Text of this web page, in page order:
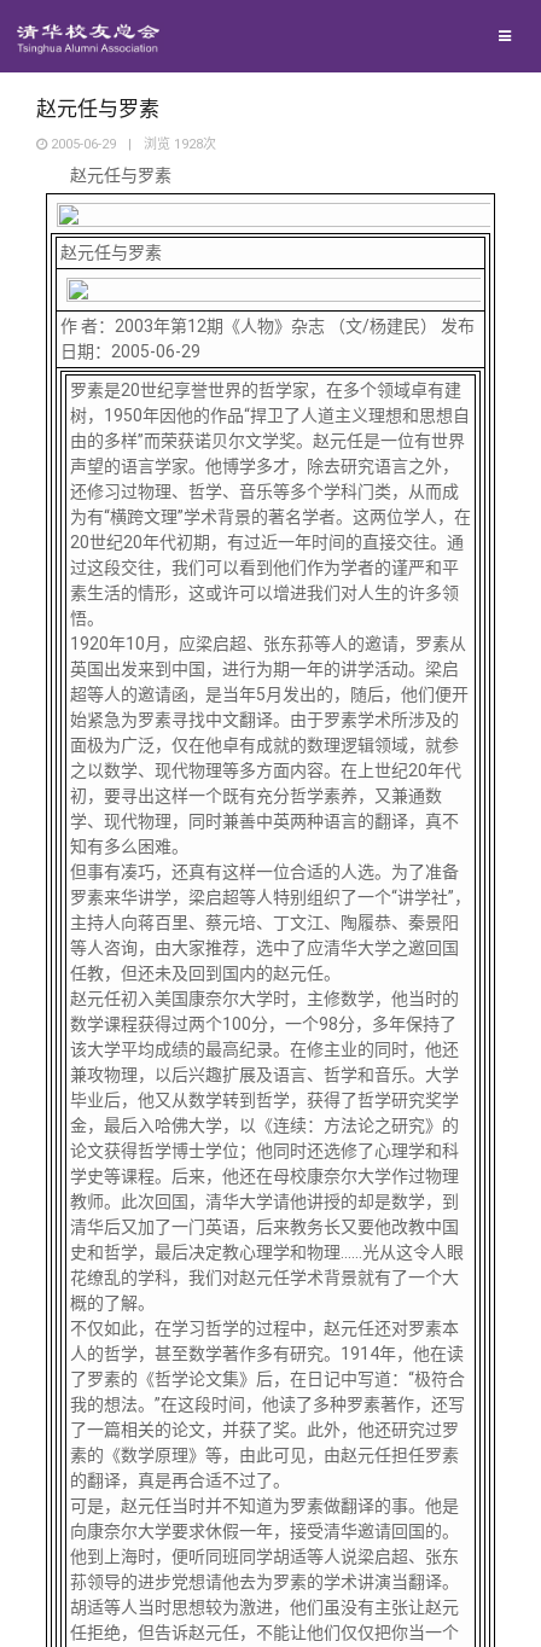
校友视界
校友服务
终身学习
信息化服务
实用信息
校友总会
总会简介
总会章程
理事会名单
联系我们
关闭
赵元任与罗素
2005-06-29 | 浏览 1928次
赵元任与罗素
赵元任与罗素
作 者：2003年第12期《人物》杂志 （文/杨建民） 发布
日期：2005-06-29
罗素是20世纪享誉世界的哲学家，在多个领域卓有建
树，1950年因他的作品“捍卫了人道主义理想和思想自
由的多样”而荣获诺贝尔文学奖。赵元任是一位有世界
声望的语言学家。他博学多才，除去研究语言之外，
还修习过物理、哲学、音乐等多个学科门类，从而成
为有“横跨文理”学术背景的著名学者。这两位学人，在
20世纪20年代初期，有过近一年时间的直接交往。通
过这段交往，我们可以看到他们作为学者的谨严和平
素生活的情形，这或许可以增进我们对人生的许多领
悟。
1920年10月，应梁启超、张东荪等人的邀请，罗素从
英国出发来到中国，进行为期一年的讲学活动。梁启
超等人的邀请函，是当年5月发出的，随后，他们便开
始紧急为罗素寻找中文翻译。由于罗素学术所涉及的
面极为广泛，仅在他卓有成就的数理逻辑领域，就参
之以数学、现代物理等多方面内容。在上世纪20年代
初，要寻出这样一个既有充分哲学素养，又兼通数
学、现代物理，同时兼善中英两种语言的翻译，真不
知有多么困难。
但事有凑巧，还真有这样一位合适的人选。为了准备
罗素来华讲学，梁启超等人特别组织了一个“讲学社”，
主持人向蒋百里、蔡元培、丁文江、陶履恭、秦景阳
等人咨询，由大家推荐，选中了应清华大学之邀回国
任教，但还未及回到国内的赵元任。
赵元任初入美国康奈尔大学时，主修数学，他当时的
数学课程获得过两个100分，一个98分，多年保持了
该大学平均成绩的最高纪录。在修主业的同时，他还
兼攻物理，以后兴趣扩展及语言、哲学和音乐。大学
毕业后，他又从数学转到哲学，获得了哲学研究奖学
金，最后入哈佛大学，以《连续：方法论之研究》的
论文获得哲学博士学位；他同时还选修了心理学和科
学史等课程。后来，他还在母校康奈尔大学作过物理
教师。此次回国，清华大学请他讲授的却是数学，到
清华后又加了一门英语，后来教务长又要他改教中国
史和哲学，最后决定教心理学和物理……光从这令人眼
花缭乱的学科，我们对赵元任学术背景就有了一个大
概的了解。
不仅如此，在学习哲学的过程中，赵元任还对罗素本
人的哲学，甚至数学著作多有研究。 1914年，他在读
了罗素的《哲学论文集》后，在日记中写道：“极符合
我的想法。”在这段时间，他读了多种罗素著作，还写
了一篇相关的论文，并获了奖。此外，他还研究过罗
素的《数学原理》等，由此可见，由赵元任担任罗素
的翻译，真是再合适不过了。
可是，赵元任当时并不知道为罗素做翻译的事。他是
向康奈尔大学要求休假一年，接受清华邀请回国的。
他到上海时，便听同班同学胡适等人说梁启超、张东
荪领导的进步党想请他去为罗素的学术讲演当翻译。
胡适等人当时思想较为激进，他们虽没有主张让赵元
任拒绝，但告诉赵元任，不能让他们仅仅把你当一个